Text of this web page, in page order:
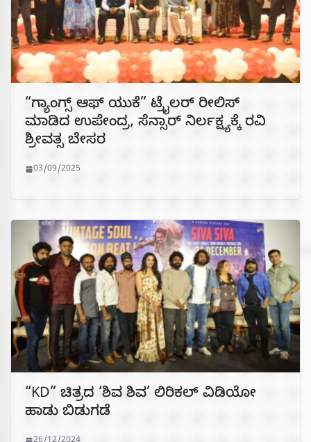
“ಗ್ಯಾಂಗ್ಸ್ ಆಫ್ ಯುಕೆ” ಟ್ರೈಲರ್ ರೀಲಿಸ್
ಮಾಡಿದ ಉಪೇಂದ್ರ, ಸೆನ್ಸಾರ್ ನಿರ್ಲಕ್ಷ್ಯಕ್ಕೆ ರವಿ
ಶ್ರೀವತ್ಸ ಬೇಸರ
03/09/2025
“KD” ಚಿತ್ರದ ‘ಶಿವ ಶಿವ’ ಲಿರಿಕಲ್ ವಿಡಿಯೋ
ಹಾಡು ಬಿಡುಗಡೆ